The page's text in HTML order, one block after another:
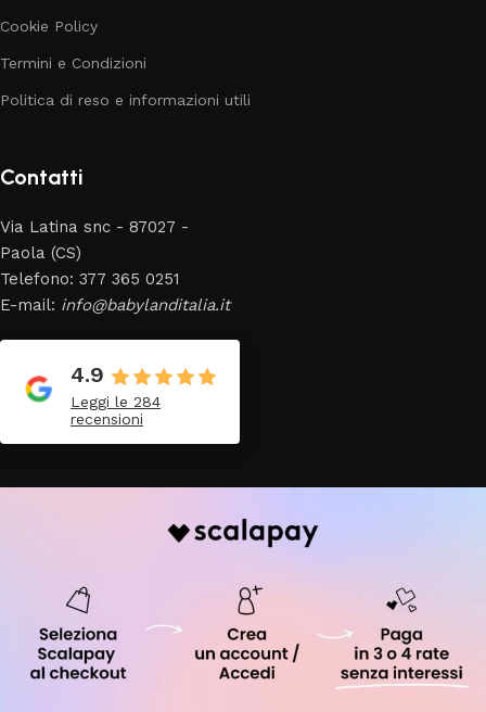
Cookie Policy
Termini e Condizioni
Politica di reso e informazioni utili
Contatti
Via Latina snc - 87027 -
Paola (CS)
Telefono: 377 365 0251
E-mail: info@babylanditalia.it
4.9
Leggi le 284
recensioni